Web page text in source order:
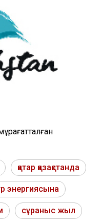
қатар қазақстанда
энергиясына
сұраныс жыл